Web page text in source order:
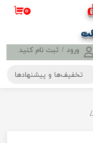
ورود / ثبت نام کنید
۰
تخفیف‌ها و پیشنهادها